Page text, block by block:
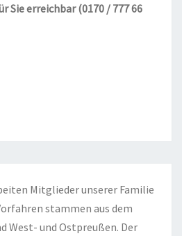
Sie erreichbar (0170 / 777 66
Mitglieder unserer Familie
stammen aus dem
West- und Ostpreußen. Der